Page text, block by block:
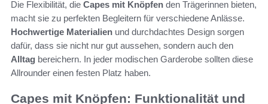
Die Flexibilität, die Capes mit Knöpfen den Trägerinnen bieten,
macht sie zu perfekten Begleitern für verschiedene Anlässe.
Hochwertige Materialien und durchdachtes Design sorgen
dafür, dass sie nicht nur gut aussehen, sondern auch den
Alltag bereichern. In jeder modischen Garderobe sollten diese
Allrounder einen festen Platz haben.
Capes mit Knöpfen: Funktionalität und